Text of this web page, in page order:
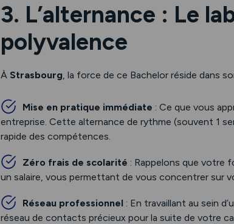
3. L’alternance : Le
polyvalence
À Strasbourg, la force de ce Bachelor réside dans
Mise en pratique immédiate : Ce que vous
entreprise. Cette alternance de rythme (souvent 1
rapide des compétences.
Zéro frais de scolarité : Rappelons que votre
un salaire, vous permettant de vous concentrer sur
Réseau professionnel : En travaillant au sein
réseau de contacts précieux pour la suite de votre